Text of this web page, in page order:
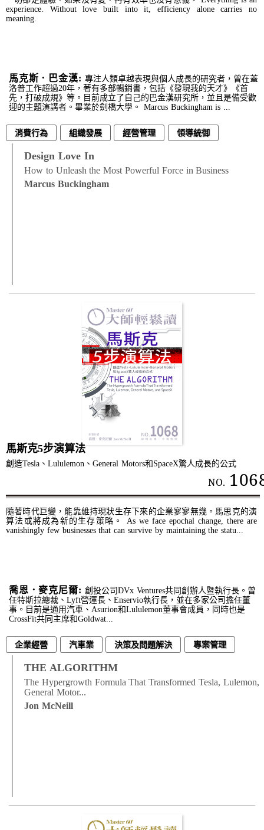
experience. Without love built into it, efficiency alone carries no
meaning.
馬克斯．巴金漢: 專注人類卓越表現與個人成長的研究者，曾在蓋
洛普工作超過20年，著有多部暢銷書，包括《發現我的天才》《首
先，打破成規》等。目前成立了自己的巴金漢研究所，並且是備受歡
迎的主題演講者。畢業於劍橋大學。 Marcus Buckingham is ...
消費行為 組織發展 經營管理 領導統御
Design Love In
How to Unleash the Most Powerful Force in Business
Marcus Buckingham
馬斯克5步演算法
創造Tesla、Lululemon、General Motors和SpaceX驚人成長的公式
NO.
隨著時代巨變，能靠維持現狀⽣存下來的企業寥寥無幾。馬思克的演
算法或將成為新的生存策略。 As we face epochal change, there are
vanishingly few businesses that can survive by maintaining the statu...
喬恩．麥克尼爾: 創投公司DVx Ventures共同創辦人暨執行長。曾
任特斯拉總裁、Lyft營運長、Enservio執行長，並在多家公司擔任董
事。目前是通用汽車、Asurion和Lululemon董事會成員，同時也是
CrossFit共同主席和Goldwat...
企業經營 汽車業 決策及問題解決 專案管理
經營管理
THE ALGORITHM
The Hypergrowth Formula That Transformed Tesla, Lulemon,
General Motor...
Jon McNeill